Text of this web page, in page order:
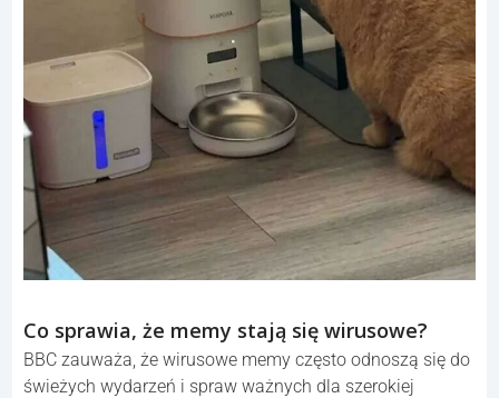
Co sprawia, że memy stają się wirusowe?
BBC zauważa, że wirusowe memy często odnoszą się do
świeżych wydarzeń i spraw ważnych dla szerokiej